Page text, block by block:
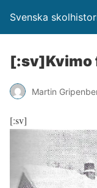
Svenska
[:sv]Kvimo
Martin
[:sv]